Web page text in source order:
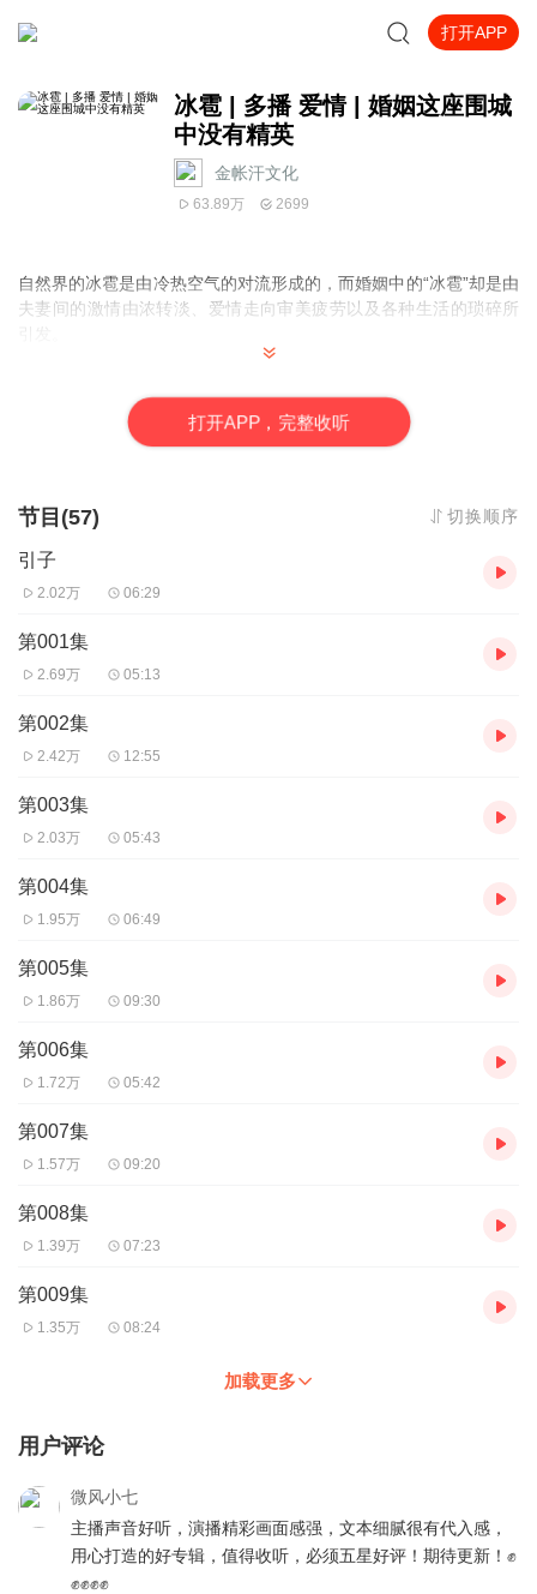
打开APP
冰雹 | 多播 爱情 | 婚姻这座围城
中没有精英
金帐汗文化
63.89万 2699
自然界的冰雹是由冷热空气的对流形成的，而婚姻中的“冰雹”却是由
夫妻间的激情由浓转淡、爱情走向审美疲劳以及各种生活的琐碎所
对子女和一个美满的家庭。可是，在汪洋回国参加20年大学同学聚
会之后，却对大学时的同窗霞飞有了心动。倩云在得知丈夫的情感
英，只有一个个学会面对的凡人。
金帐汗文化有声书系列精品
茴香书苑倾情制作
发图书奖”得主之一。海云的博客“海上的云”点击过千万，其作品
《生命的回旋》获全国散文作家论坛征文大赛一等奖；《海鸥》
获“海归海不归”征文比赛二等奖；《出轨的中年女人》获得加拿大万
维读者网文学作品大奖赛三等奖；《冰雹》曾参加第三届海内外华
语文学创作、书稿交易笔会，荣获最佳影视小说奖。
打开APP，完整收听
节目(57) 切换顺序
引子
2.02万 06:29
第001集
2.69万 05:13
第002集
2.42万 12:55
第003集
2.03万 05:43
第004集
1.95万 06:49
第005集
1.86万 09:30
第006集
1.72万 05:42
第007集
1.57万 09:20
第008集
1.39万 07:23
第009集
1.35万 08:24
加载更多
用户评论
微风小七
主播声音好听，演播精彩画面感强，文本细腻很有代入感，
用心打造的好专辑，值得收听，必须五星好评！期待更新！✊
✊✊✊✊